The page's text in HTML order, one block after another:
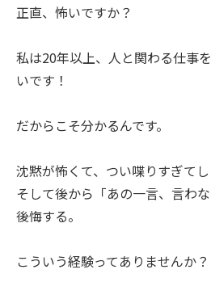
正直、怖いですか？
私は20年以上、人と関わる仕事
いです！
だからこそ分かるんです。
沈黙が怖くて、つい喋りすぎてし
そして後から「あの一言、言わ
後悔する。
こういう経験ってありませんか？